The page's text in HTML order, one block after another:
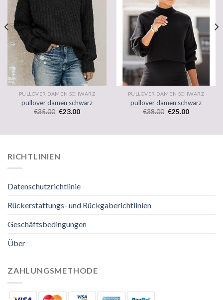
PULLOVER DAMEN SCHWARZ
pullover damen schwarz
€35.00 €23.00
PULLOVER DAMEN SCHWARZ
pullover damen schwarz
€38.00 €25.00
RICHTLINIEN
Datenschutzrichtlinie
Rückerstattungs- und Rückgaberichtlinien
Geschäftsbedingungen
Über
ZAHLUNGSMETHODE